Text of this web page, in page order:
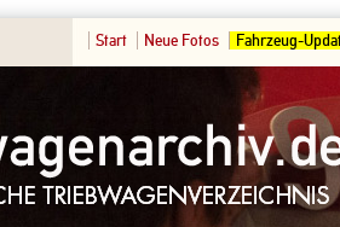
Start Neue Fotos Fahrzeug-